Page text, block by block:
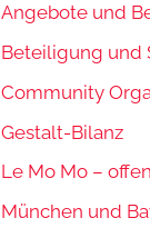
Angebote und
Beteiligung und
Community
Gestalt-Bilanz
Le Mo Mo –
München und